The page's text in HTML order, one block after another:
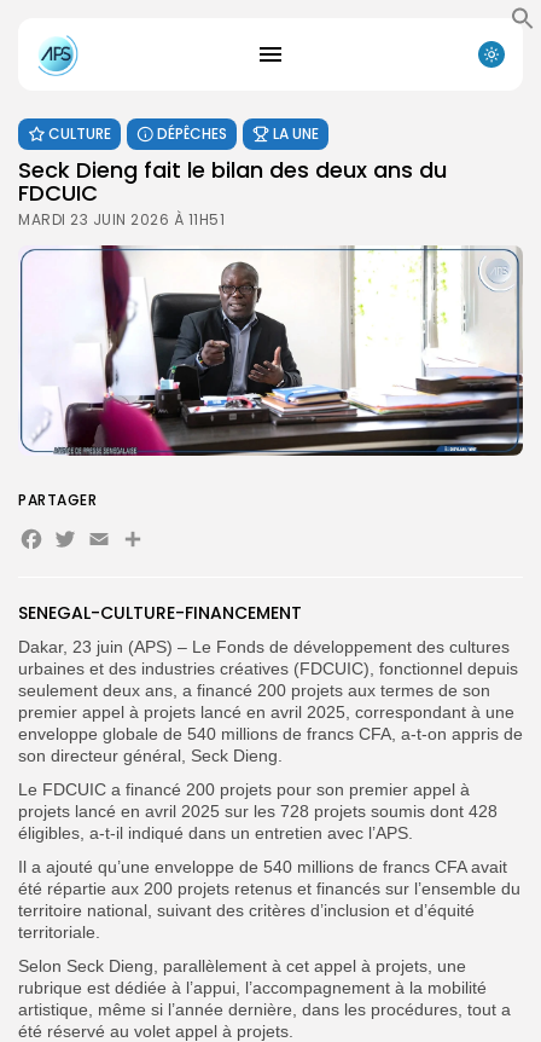
for:
Button
FR
CULTURE DÉPÊCHES LA UNE
Seck Dieng fait le bilan des deux ans du
FDCUIC
MARDI 23 JUIN 2026 À 11H51
SENEGAL-CULTURE-FINANCEMENT
Dakar, 23 juin (APS) – Le Fonds de développement des cultures
urbaines et des industries créatives (FDCUIC), fonctionnel depuis
seulement deux ans, a financé 200 projets aux termes de son
premier appel à projets lancé en avril 2025, correspondant à une
enveloppe globale de 540 millions de francs CFA, a-t-on appris de
son directeur général, Seck Dieng.
Le FDCUIC a financé 200 projets pour son premier appel à
projets lancé en avril 2025 sur les 728 projets soumis dont 428
éligibles, a-t-il indiqué dans un entretien avec l’APS.
Il a ajouté qu’une enveloppe de 540 millions de francs CFA avait
été répartie aux 200 projets retenus et financés sur l’ensemble du
territoire national, suivant des critères d’inclusion et d’équité
territoriale.
Selon Seck Dieng, parallèlement à cet appel à projets, une
rubrique est dédiée à l’appui, l’accompagnement à la mobilité
artistique, même si l’année dernière, dans les procédures, tout a
été réservé au volet appel à projets.
PARTAGER
Facebook
Twitter
EmailPartager